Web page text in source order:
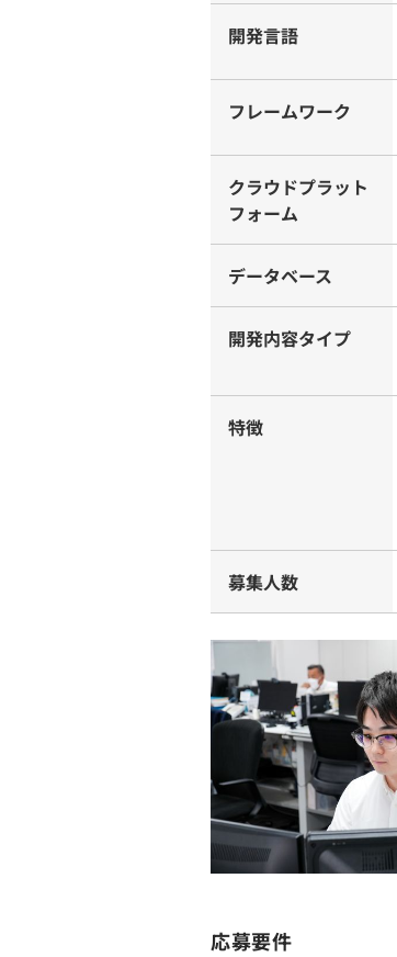
開発言語
フレームワーク
クラウドプラット
フォーム
データベース
開発内容タイプ
特徴
募集人数
応募要件